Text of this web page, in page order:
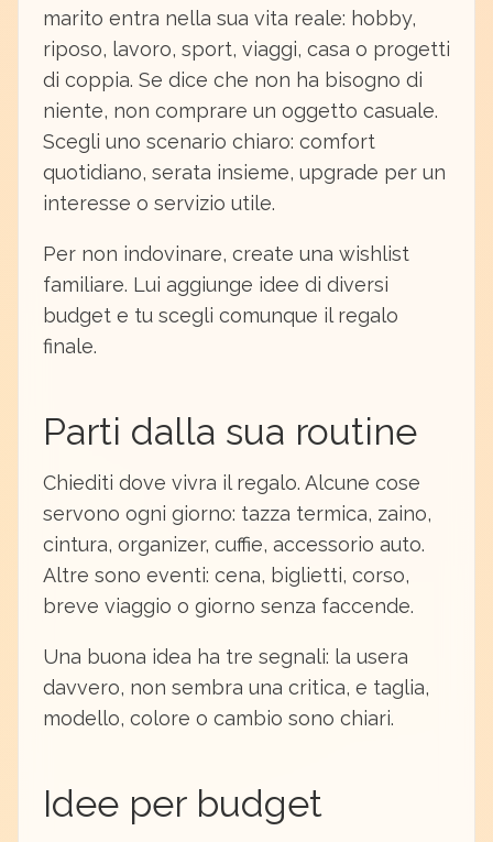
marito entra nella sua vita reale: hobby,
riposo, lavoro, sport, viaggi, casa o progetti
di coppia. Se dice che non ha bisogno di
niente, non comprare un oggetto casuale.
Scegli uno scenario chiaro: comfort
quotidiano, serata insieme, upgrade per un
interesse o servizio utile.
Per non indovinare, create una wishlist
familiare. Lui aggiunge idee di diversi
budget e tu scegli comunque il regalo
finale.
Parti dalla sua routine
Chiediti dove vivra il regalo. Alcune cose
servono ogni giorno: tazza termica, zaino,
cintura, organizer, cuffie, accessorio auto.
Altre sono eventi: cena, biglietti, corso,
breve viaggio o giorno senza faccende.
Una buona idea ha tre segnali: la usera
davvero, non sembra una critica, e taglia,
modello, colore o cambio sono chiari.
Idee per budget